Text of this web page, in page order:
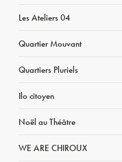
Les Ateliers 04
Quartier Mouvant
Quartiers Pluriels
Ilo citoyen
Noël au Théâtre
WE ARE CHIROUX